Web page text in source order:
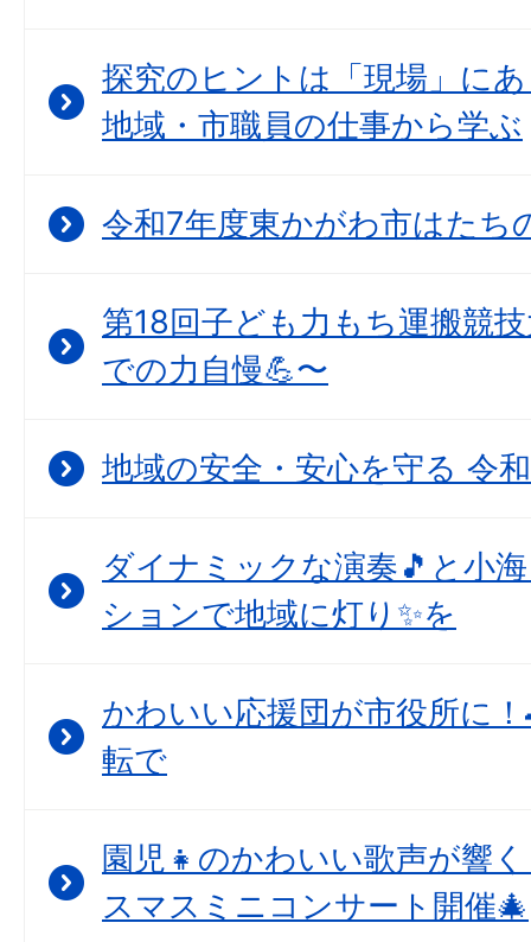
探究のヒントは「現場」に
地域・市職員の仕事から学ぶ
令和7年度東かがわ市はたち
第18回子ども力もち運搬競
での力自慢💪〜
地域の安全・安心を守る 令
ダイナミックな演奏🎵と小
ションで地域に灯り✨を
かわいい応援団が市役所に
転で
園児👧のかわいい歌声が響
スマスミニコンサート開催🎄